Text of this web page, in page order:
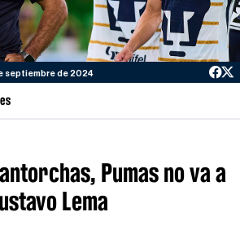
septiembre de 2024
Pumas no va a
Lema